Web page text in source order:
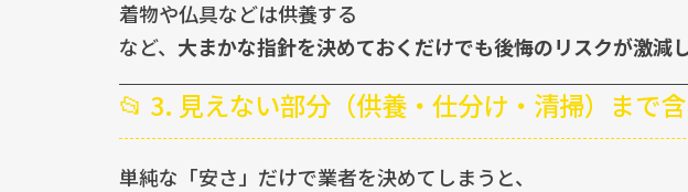
着物や仏具などは供養する
など、 大まかな指針を決めておくだけでも後悔のリスクが激減し
📂 3. 見えない部分（供養・仕分け・清掃）まで
単純な「安さ」だけで業者を決めてしまうと、